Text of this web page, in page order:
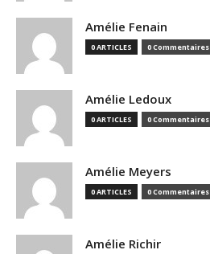
Amélie Fenain
0 ARTICLES 0 Commentaires
Amélie Ledoux
0 ARTICLES 0 Commentaires
Amélie Meyers
0 ARTICLES 0 Commentaires
Amélie Richir